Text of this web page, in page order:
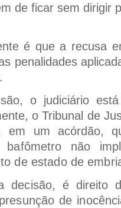
de ficar sem dirigir
é que a recusa
penalidades
o judiciário
o Tribunal de
em um acórdão,
bafômetro não
de estado de
decisão, é direito
de